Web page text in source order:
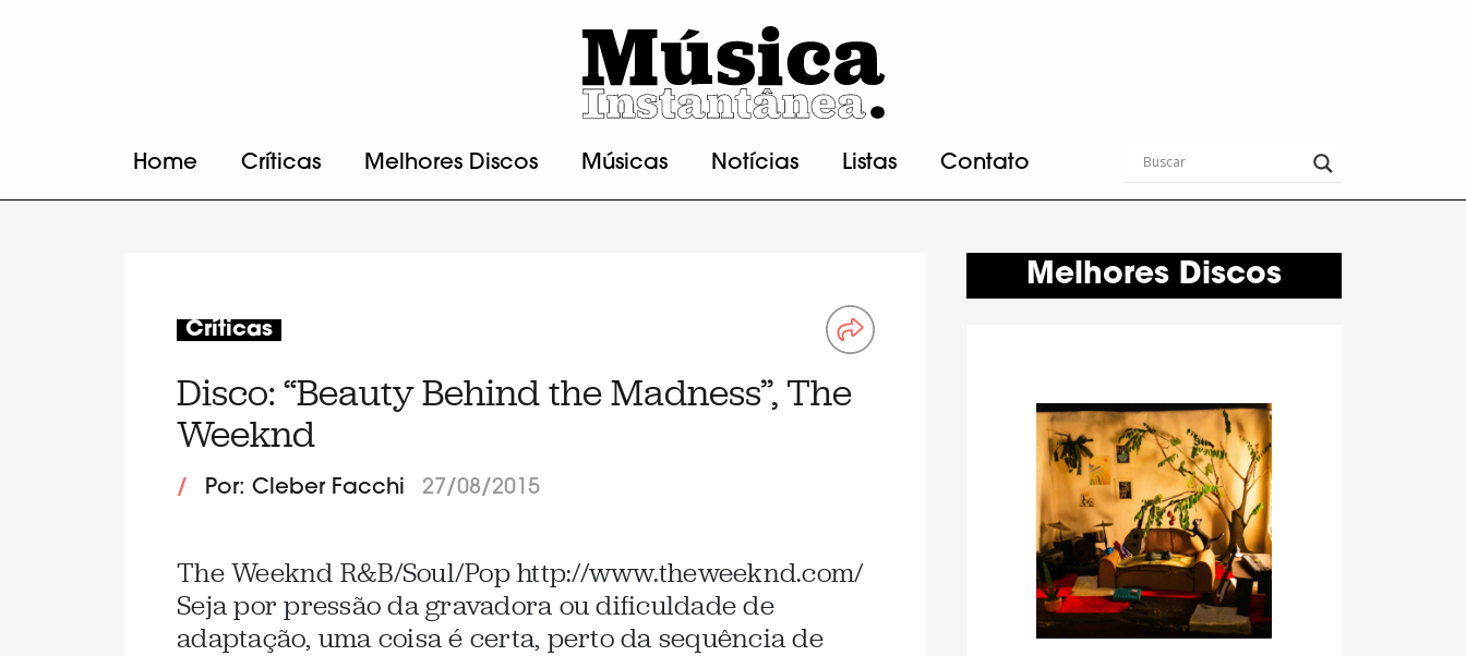
Home Críticas Melhores Discos Músicas Notícias Listas Contato
Críticas
Disco: “Beauty Behind the Madness”, The
Weeknd
/ Por: Cleber Facchi 27/08/2015
The Weeknd R&B/Soul/Pop http://www.theweeknd.com/
Seja por pressão da gravadora ou dificuldade de
adaptação, uma coisa é certa, perto da sequência de
Melhores Discos